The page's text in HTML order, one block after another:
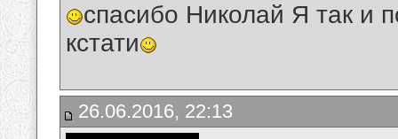
спасибо Николай Я так и
кстати
26.06.2016, 22:13